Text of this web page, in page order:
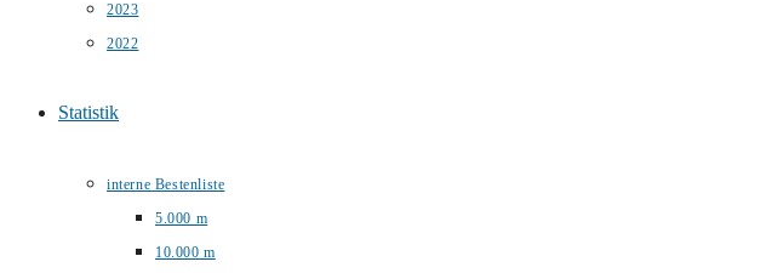
2023
2022
Statistik
interne Bestenliste
5.000 m
10.000 m